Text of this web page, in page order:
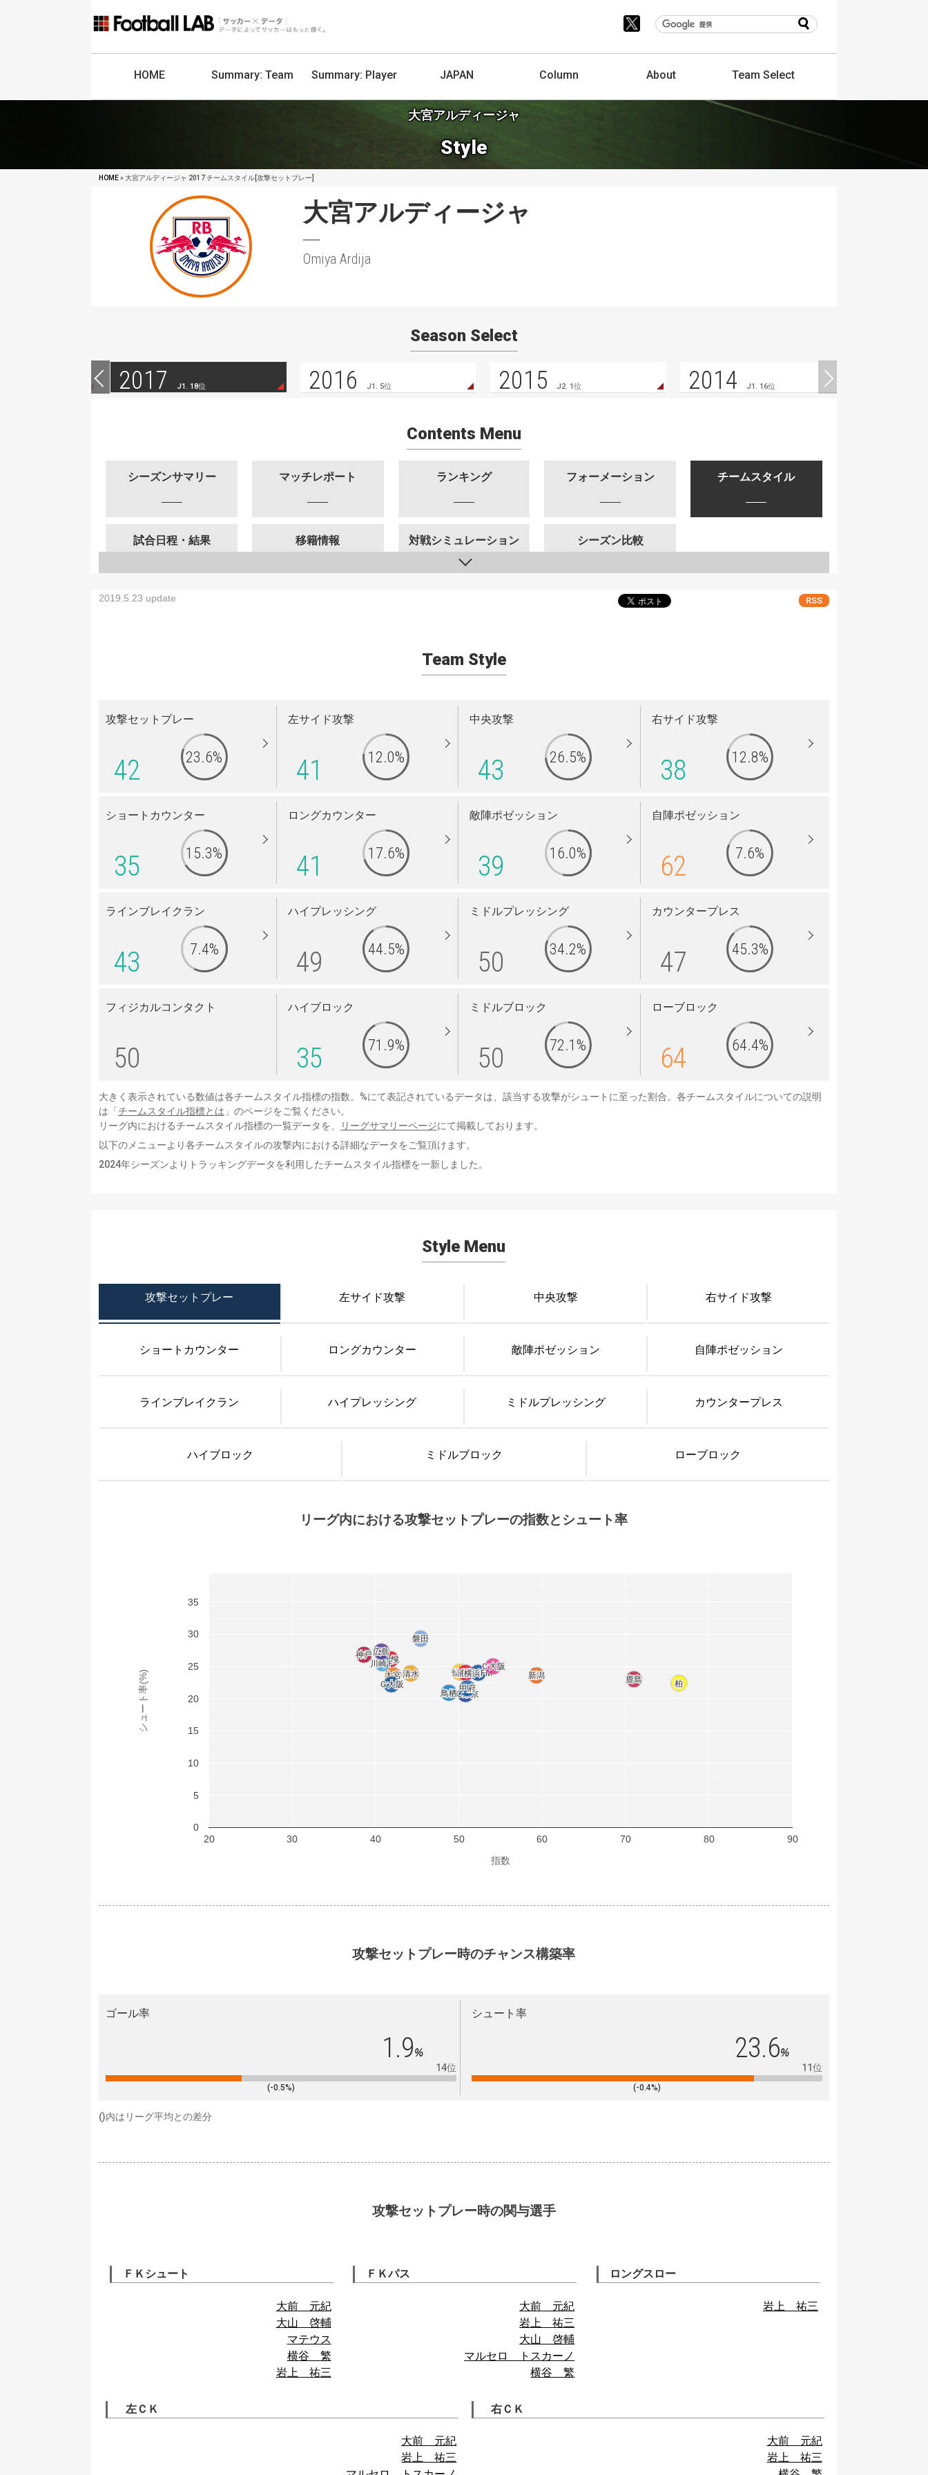
HOME Summary: Team Summary: Player JAPAN Column About TeamSelect
大宮アルディージャ
Style
HOME» 大宮アルディージャ 2017 チームスタイル[攻撃セットプレー]
大宮アルディージャ
Omiya Ardija
Season Select
2017 J1. 18位 2016 J1. 5位 2015 J2. 1位 2014 J1. 16位
Contents Menu
シーズンサマリー マッチレポート ランキング フォーメーション チームスタイル
試合日程・結果 移籍情報 対戦シミュレーション シーズン比較
2019.5.23 update RSS
Team Style
攻撃セットプレー
42 23.6%
左サイド攻撃
41 12.0%
中央攻撃
43 26.5%
右サイド攻撃
38 12.8%
ショートカウンター
35 15.3%
ロングカウンター
41 17.6%
敵陣ポゼッション
39 16.0%
自陣ポゼッション
62 7.6%
ラインブレイクラン
43 7.4%
ハイプレッシング
49 44.5%
ミドルプレッシング
50 34.2%
カウンタープレス
47 45.3%
フィジカルコンタクト
50
ハイブロック
35 71.9%
ミドルブロック
50 72.1%
ローブロック
64 64.4%
大きく表示されている数値は各チームスタイル指標の指数。%にて表記されているデータは、該当する攻撃がシュートに至った割合。各チームスタイルについての説明
は「 チームスタイル指標とは 」のページをご覧ください。
リーグ内におけるチームスタイル指標の一覧データを、
リーグサマリーページにて掲載しております。
以下のメニューより各チームスタイルの攻撃内における詳細なデータをご覧頂けます。
2024年シーズンよりトラッキングデータを利用したチームスタイル指標を一新しました。
Style Menu
攻撃セットプレー 左サイド攻撃 中央攻撃 右サイド攻撃
ショートカウンター ロングカウンター 敵陣ポゼッション 自陣ポゼッション
ラインブレイクラン ハイプレッシング ミドルプレッシング カウンタープレス
ハイブロック ミドルブロック ローブロック
リーグ内における攻撃セットプレーの指数とシュート率
札幌
札幌
仙台
仙台
鹿島
鹿島
浦和
浦和
大宮
大宮
柏
柏
FC東京
FC東京
川崎Ｆ
川崎Ｆ
横浜FM
横浜FM
甲府
甲府
新潟
新潟
清水
清水
磐田
磐田
Ｇ大阪
Ｇ大阪
Ｃ大阪
Ｃ大阪
神戸
神戸広島
広島
鳥栖
鳥栖
20 30 40 50 60 70 80 90
0
5
10
15
20
25
30
35
指数
シュート率(%)
攻撃セットプレー時のチャンス構築率
ゴール率
1.9%
14位
(-0.5%)
シュート率
23.6%
11位
(-0.4%)
()内はリーグ平均との差分
攻撃セットプレー時の関与選手
ＦＫシュート
大前 元紀
大山 啓輔
マテウス
横谷 繁
岩上 祐三
ＦＫパス
大前 元紀
岩上 祐三
大山 啓輔
マルセロ トスカーノ
横谷 繁
ロングスロー
岩上 祐三
左ＣＫ
大前 元紀
岩上 祐三
右ＣＫ
大前 元紀
岩上 祐三